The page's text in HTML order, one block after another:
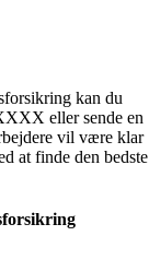
kan du
eller sende en
vil være klar
at finde den bedste